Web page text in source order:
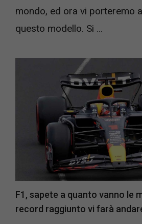
mondo, ed ora vi porteremo
questo modello. Si ...
F1, sapete a quanto vanno le
record raggiunto vi farà